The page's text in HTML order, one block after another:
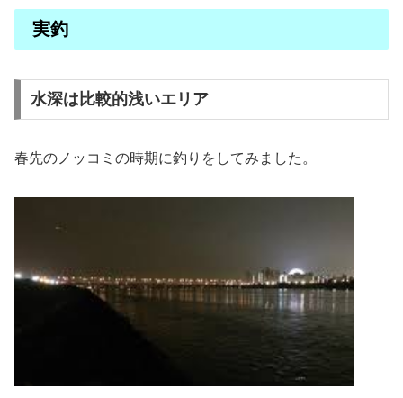
実釣
水深は比較的浅いエリア
春先のノッコミの時期に釣りをしてみました。